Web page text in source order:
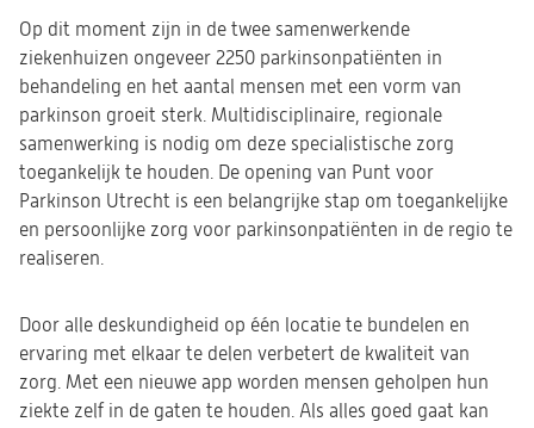
Op dit moment zijn in de twee samenwerkende
ziekenhuizen ongeveer 2250 parkinsonpatiënten in
behandeling en het aantal mensen met een vorm van
parkinson groeit sterk. Multidisciplinaire, regionale
samenwerking is nodig om deze specialistische zorg
toegankelijk te houden. De opening van Punt voor
Parkinson Utrecht is een belangrijke stap om toegankelijke
en persoonlijke zorg voor parkinsonpatiënten in de regio te
realiseren.
Door alle deskundigheid op één locatie te bundelen en
ervaring met elkaar te delen verbetert de kwaliteit van
zorg. Met een nieuwe app worden mensen geholpen hun
ziekte zelf in de gaten te houden. Als alles goed gaat kan